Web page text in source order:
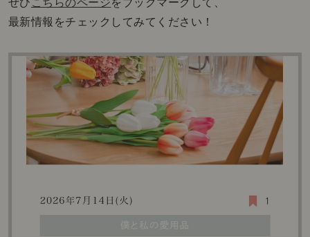
ぜひ こちらのページをブックマークして、
最新情報をチェックしてみてください！